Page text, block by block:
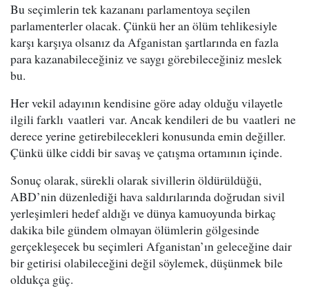
Bu seçimlerin tek kazananı parlamentoya seçilen
parlamenterler olacak. Çünkü her an ölüm tehlikesiyle
karşı karşıya olsanız da Afganistan şartlarında en fazla
para kazanabileceğiniz ve saygı görebileceğiniz meslek
bu.
Her vekil adayının kendisine göre aday olduğu vilayetle
ilgili farklı vaatleri var. Ancak kendileri de bu vaatleri ne
derece yerine getirebilecekleri konusunda emin değiller.
Çünkü ülke ciddi bir savaş ve çatışma ortamının içinde.
Sonuç olarak, sürekli olarak sivillerin öldürüldüğü,
ABD’nin düzenlediği hava saldırılarında doğrudan sivil
yerleşimleri hedef aldığı ve dünya kamuoyunda birkaç
dakika bile gündem olmayan ölümlerin gölgesinde
gerçekleşecek bu seçimleri Afganistan’ın geleceğine dair
bir getirisi olabileceğini değil söylemek, düşünmek bile
oldukça güç.